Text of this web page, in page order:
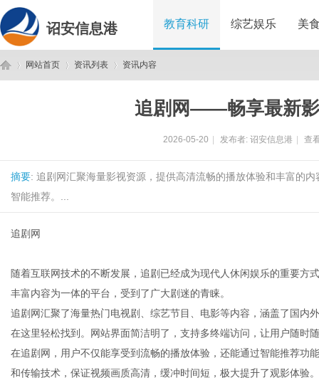
诏安信息港 教育科研 综艺娱乐 美
网站首页 资讯列表 资讯内容
追剧网——畅享最新
2026-05-20 发布者: 诏安信息港 查
摘要: 追剧网汇聚海量影视资源，提供高清流畅的播放体验和丰富的
智能推荐。...
追剧网
随着互联网技术的不断发展，追剧已经成为现代人休闲娱乐的重要方
丰富内容为一体的平台，受到了广大剧迷的青睐。
追剧网汇聚了海量热门电视剧、综艺节目、电影等内容，涵盖了国内
在这里轻松找到。网站界面简洁明了，支持多终端访问，让用户随时
在追剧网，用户不仅能享受到流畅的播放体验，还能通过智能推荐功
和传输技术，保证视频画质高清，缓冲时间短，极大提升了观影体验。